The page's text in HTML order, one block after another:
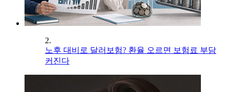
2.
노후 대비로 달러보험? 환율 오르면 보험료 부담
커진다